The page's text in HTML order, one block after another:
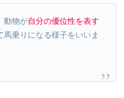
動物が自分の優位性を表す
馬乗りになる様子をいいま